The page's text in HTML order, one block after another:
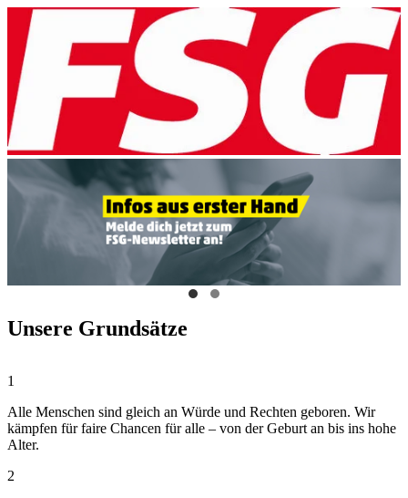
Unsere Grundsätze
1
Alle Menschen sind gleich an Würde und Rechten geboren. Wir
kämpfen für faire Chancen für alle – von der Geburt an bis ins hohe
Alter.
2